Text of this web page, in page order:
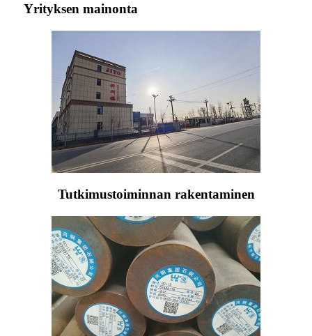
Yrityksen mainonta
Tutkimustoiminnan rakentaminen